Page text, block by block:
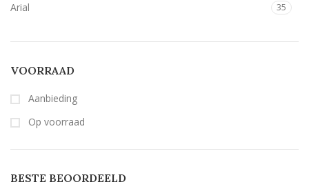
7
Arial 35
Breetty
Candlescript demo version
Century Gothic
Geen belettering 15
Lavenderia
VOORRAAD
Aanbieding
Op voorraad
BESTE BEOORDEELD